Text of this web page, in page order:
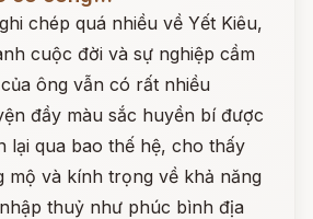
chép quá nhiều về Yết Kiêu,
cuộc đời và sự nghiệp cầm
ông vẫn có rất nhiều
đầy màu sắc huyền bí được
lại qua bao thế hệ, cho thấy
mộ và kính trọng về khả năng
thuỷ như phúc bình địa